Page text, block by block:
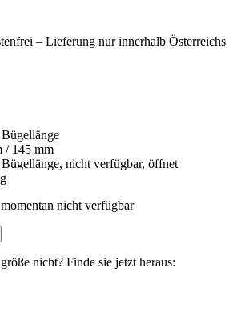
– Lieferung nur innerhalb Österreichs
/ 145 mm
nicht verfügbar, öffnet
nicht verfügbar
nicht? Finde sie jetzt heraus: